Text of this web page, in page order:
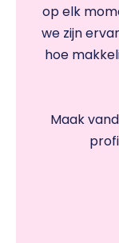
op elk
we zijn
hoe
Maak